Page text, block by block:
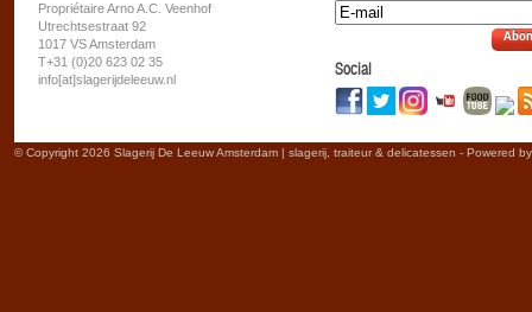
Propriétaire Arno A.C. Veenhof
Utrechtsestraat 92
1017 VS Amsterdam
T+31 (0)20 623 02 35
info[at]slagerijdeleeuw.nl
Social
© Copyright 2026 Slagerij De Leeuw Amsterdam | slagerij, traiteur & delicatessen - Powered